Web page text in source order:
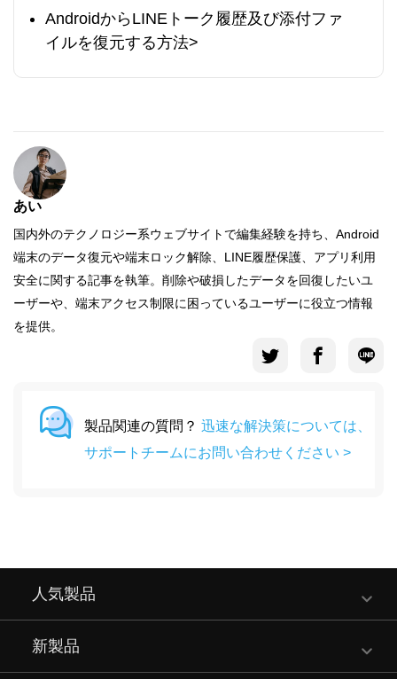
AndroidからLINEトーク履歴及び添付ファ
イルを復元する方法>
あい
国内外のテクノロジー系ウェブサイトで編集経験を持ち、Android
端末のデータ復元や端末ロック解除、LINE履歴保護、アプリ利用
安全に関する記事を執筆。削除や破損したデータを回復したいユ
ーザーや、端末アクセス制限に困っているユーザーに役立つ情報
を提供。
製品関連の質問？ 迅速な解決策については、
サポートチームにお問い合わせください >
人気製品
新製品